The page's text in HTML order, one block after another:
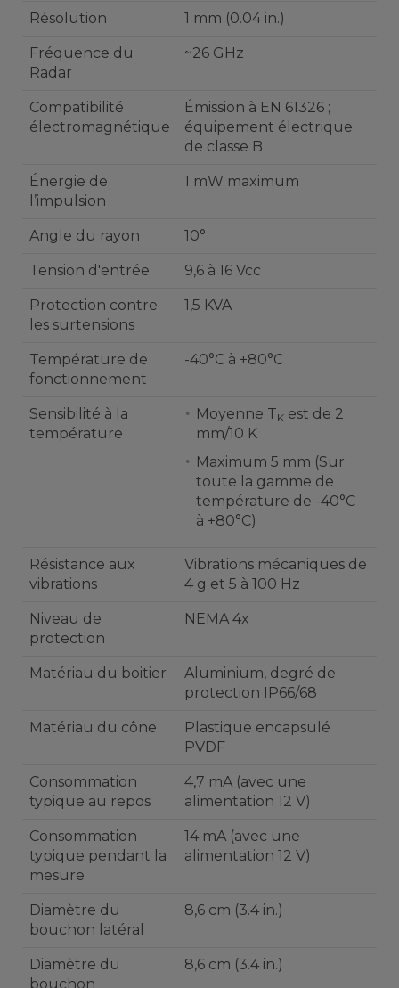
Résolution 1 mm (0.04 in.)
Fréquence du
Radar
~26 GHz
Compatibilité
électromagnétique
Émission à EN 61326 ;
équipement électrique
de classe B
Énergie de
l’impulsion
1 mW maximum
Angle du rayon 10°
Tension d'entrée 9,6 à 16 Vcc
Protection contre
les surtensions
1,5 KVA
Température de
fonctionnement
-40°C à +80°C
Sensibilité à la
température
Moyenne TK est de 2
mm/10 K
Maximum 5 mm (Sur
toute la gamme de
température de -40°C
à +80°C)
Résistance aux
vibrations
Vibrations mécaniques de
4 g et 5 à 100 Hz
Niveau de
protection
NEMA 4x
Matériau du boitier
Aluminium, degré de
protection IP66/68
Matériau du cône
Plastique encapsulé
PVDF
Consommation
typique au repos
4,7 mA (avec une
alimentation 12 V)
Consommation
typique pendant la
mesure
14 mA (avec une
alimentation 12 V)
Diamètre du
bouchon latéral
8,6 cm (3.4 in.)
Diamètre du
bouchon
8,6 cm (3.4 in.)